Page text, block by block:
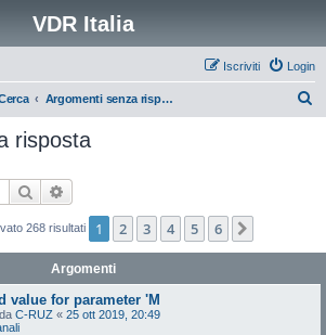
VDR Italia
Login
Iscriviti
Argomenti senza risposta
risposta
Cerca
268 risultati 1 2 3 4 5 6
Argomenti
value for parameter 'M
C-RUZ « 25 ott 2019, 20:49